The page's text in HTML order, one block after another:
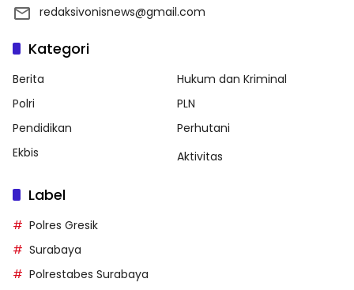
redaksivonisnews@gmail.com
Kategori
Berita
Hukum dan Kriminal
Polri
PLN
Pendidikan
Perhutani
Ekbis
Aktivitas
Label
Polres Gresik
Surabaya
Polrestabes Surabaya